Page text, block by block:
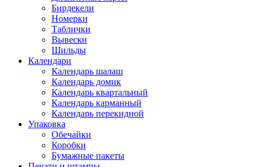
Бирдекели
Номерки
Таблички
Вывески
Шильды
Календари
Календарь шалаш
Календарь домик
Календарь квартальный
Календарь карманный
Календарь перекидной
Упаковка
Обечайки
Коробки
Бумажные пакеты